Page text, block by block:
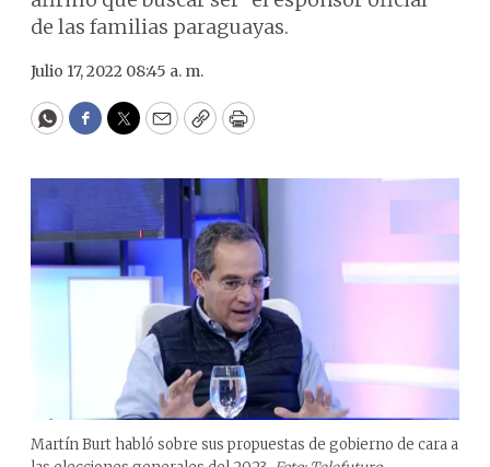
de las familias paraguayas.
Julio 17, 2022 08:45 a. m.
WhatsApp
Facebook
Twitter
EmailCopyPrint
Martín Burt habló sobre sus propuestas de gobierno de cara a